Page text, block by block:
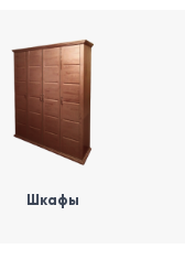
Шкафы